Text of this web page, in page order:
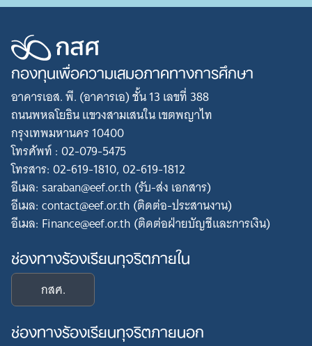
กองทุนเพื่อความเสมอภาคทางการศึกษา
อาคารเอส. พี. (อาคารเอ) ชั้น 13 เลขที่ 388
ถนนพหลโยธิน แขวงสามเสนใน เขตพญาไท
กรุงเทพมหานคร 10400
โทรศัพท์ : 02-079-5475
โทรสาร: 02-619-1810, 02-619-1812
อีเมล: saraban@eef.or.th (รับ-ส่ง เอกสาร)
อีเมล: contact@eef.or.th (ติดต่อ-ประสานงาน)
อีเมล: Finance@eef.or.th (ติดต่อฝ่ายบัญชีและการเงิน)
ช่องทางร้องเรียนทุจริตภายใน
กสศ.
ช่องทางร้องเรียนทุจริตภายนอก